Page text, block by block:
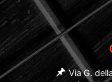
Via G.